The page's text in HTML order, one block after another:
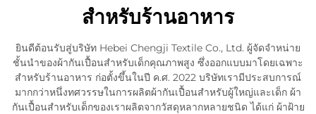
สำหรับร้านอาหาร
ยินดีต้อนรับสู่บริษัท Hebei Chengji Textile Co., Ltd. ผู้จัดจำหน่าย
ชั้นนำของผ้ากันเปื้อนสำหรับเด็กคุณภาพสูง ซึ่งออกแบบมาโดยเฉพาะ
สำหรับร้านอาหาร ก่อตั้งขึ้นในปี ค.ศ. 2022 บริษัทเรามีประสบการณ์
มากกว่าหนึ่งทศวรรษในการผลิตผ้ากันเปื้อนสำหรับผู้ใหญ่และเด็ก ผ้า
กันเปื้อนสำหรับเด็กของเราผลิตจากวัสดุหลากหลายชนิด ได้แก่ ผ้าฝ้าย